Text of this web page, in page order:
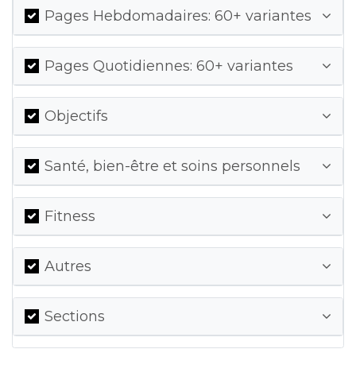
Pages Hebdomadaires: 60+ variantes
Pages Quotidiennes: 60+ variantes
Objectifs
Santé, bien-être et soins personnels
Fitness
Autres
Sections